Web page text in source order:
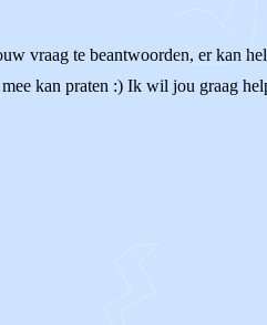
vraag te beantwoorden, er kan
kan praten :) Ik wil jou graag